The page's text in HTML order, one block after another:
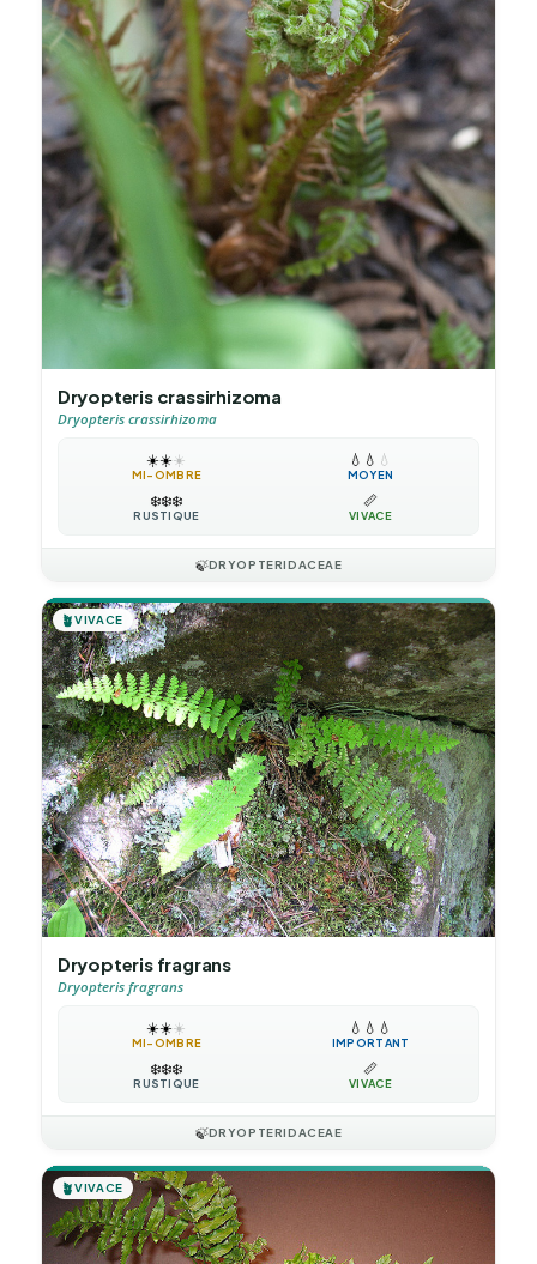
Dryopteris crassirhizoma
Dryopteris crassirhizoma
☀️☀️☀️
MI-OMBRE
💧 💧 💧
MOYEN
❄️❄️❄️
RUSTIQUE
📏
VIVACE
🍃DRYOPTERIDACEAE
🪴VIVACE
Dryopteris fragrans
Dryopteris fragrans
☀️☀️☀️
MI-OMBRE
💧 💧 💧
IMPORTANT
❄️❄️❄️
RUSTIQUE
📏
VIVACE
🍃DRYOPTERIDACEAE
🪴VIVACE